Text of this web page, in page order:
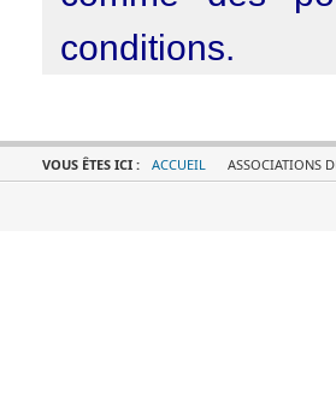
conditions.
VOUS ÊTES ICI : ACCUEIL ASSOCIATIONS